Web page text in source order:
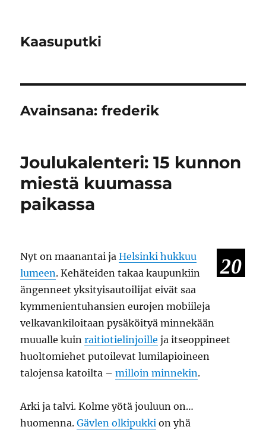
Kaasuputki
Avainsana:frederik
Joulukalenteri: 15 kunnon
miestä kuumassa
paikassa
20
Nyt on maanantai jaHelsinki hukkuu
lumeen. Kehäteiden takaa kaupunkiin
ängenneet yksityisautoilijat eivät saa
kymmenientuhansien eurojen mobiileja
velkavankiloitaan pysäköityä minnekään
muualle kuinraitiotielinjoille ja itseoppineet
huoltomiehet putoilevat lumilapioineen
talojensa katoilta –milloin minnekin.
Arki ja talvi. Kolme yötä jouluun on…
huomenna.Gävlen olkipukki on yhä